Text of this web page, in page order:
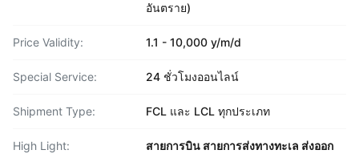
อันตราย)
Price Validity: 1.1 - 10,000 y/m/d
Special Service: 24 ชั่วโมงออนไลน์
Shipment Type: FCL และ LCL ทุกประเภท
High Light:
สายการบิน สายการส่งทางทะเล ส่งออก